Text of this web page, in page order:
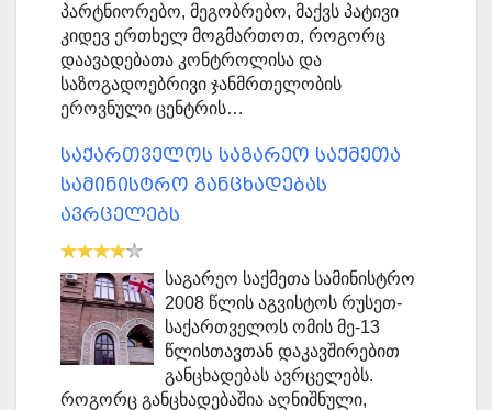
პარტნიორებო, მეგობრებო, მაქვს პატივი
კიდევ ერთხელ მოგმართოთ, როგორც
დაავადებათა კონტროლისა და
საზოგადოებრივი ჯანმრთელობის
ეროვნული ცენტრის…
საქართველოს საგარეო საქმეთა
სამინისტრო განცხადებას
ავრცელებს
საგარეო საქმეთა სამინისტრო
2008 წლის აგვისტოს რუსეთ-
საქართველოს ომის მე-13
წლისთავთან დაკავშირებით
განცხადებას ავრცელებს.
როგორც განცხადებაშია აღნიშნული,